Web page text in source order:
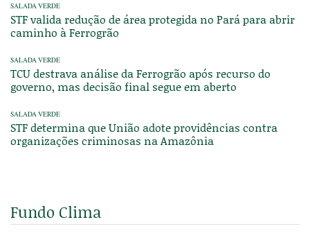
SALADA VERDE
STF valida redução de área protegida no Pará para abrir
caminho à Ferrogrão
SALADA VERDE
TCU destrava análise da Ferrogrão após recurso do
governo, mas decisão final segue em aberto
SALADA VERDE
STF determina que União adote providências contra
organizações criminosas na Amazônia
Fundo Clima